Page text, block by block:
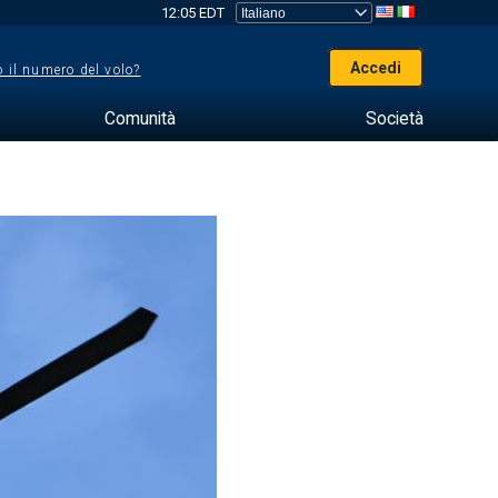
12:05 EDT
il numero del volo? Accedi
Comunità Società